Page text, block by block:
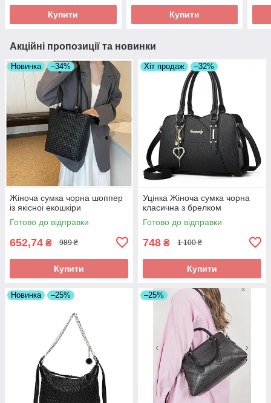
Купити Купити
Акційні пропозиції та новинки
Новинка –34%
Жіноча сумка чорна шоппер
із якісноі екошкіри
Готово до відправки
652,74 ₴ 989 ₴
Купити
Хіт продаж –32%
Уцінка Жіноча сумка чорна
класична з брелком
Готово до відправки
748 ₴ 1 100 ₴
Купити
Новинка –25% –25%